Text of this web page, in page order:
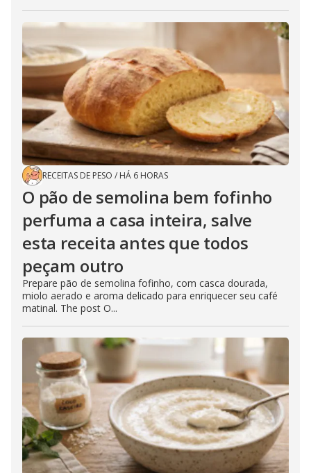
RECEITAS DE PESO / HÁ 6 HORAS
O pão de semolina bem fofinho
perfuma a casa inteira, salve
esta receita antes que todos
peçam outro
Prepare pão de semolina fofinho, com casca dourada,
miolo aerado e aroma delicado para enriquecer seu café
matinal. The post O...